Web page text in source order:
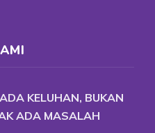
KELUHAN, BUKAN
ADA MASALAH